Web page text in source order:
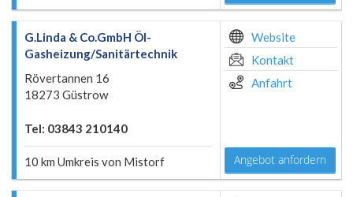
G.Linda & Co.GmbH Öl-
Gasheizung/Sanitärtechnik
Rövertannen 16
18273 Güstrow
Tel: 03843 210140
10 km Umkreis von Mistorf
Website
Kontakt
Anfahrt
Angebot anfordern